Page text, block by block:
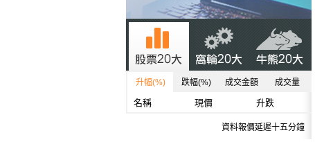
升幅(%) 跌幅(%) 成交金額 成交量
名稱 現價 升跌
資料報價延遲十五分鐘